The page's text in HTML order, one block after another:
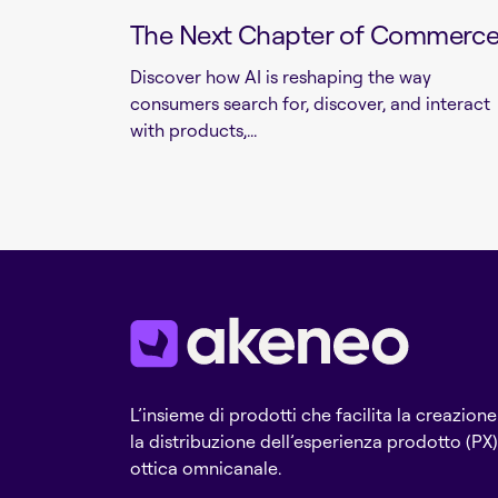
The Next Chapter of
Discover how AI is reshaping the way
consumers search for, discover, and interact
with products,...
L’insieme di prodotti che facilita la
la distribuzione dell’esperienza prodotto
ottica omnicanale.